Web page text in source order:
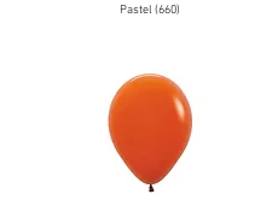
Pastel (660)